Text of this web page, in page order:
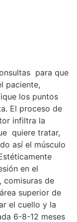
para que
paciente,
los puntos
El proceso de
infiltra la
quiere tratar,
así el músculo
en el
comisuras de
superior de
el cuello y la
6-8-12 meses